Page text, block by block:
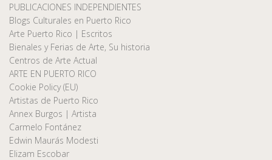
PUBLICACIONES INDEPENDIENTES
Blogs Culturales en Puerto Rico
Arte Puerto Rico | Escritos
Bienales y Ferias de Arte, Su historia
Centros de Arte Actual
ARTE EN PUERTO RICO
Cookie Policy (EU)
Artistas de Puerto Rico
Annex Burgos | Artista
Carmelo Fontánez
Edwin Maurás Modesti
Elizam Escobar